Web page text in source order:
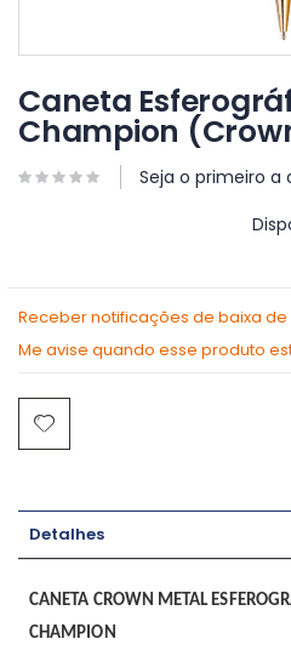
para
o
início
Galeria
Caneta
Champion
Seja o primeiro a
Receber notificações de baixa
Me avise quando esse produto
Detalhes
CANETA CROWN METAL
CHAMPION